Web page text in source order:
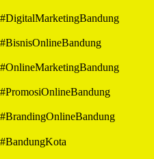
#DigitalMarketingBandung
#BisnisOnlineBandung
#OnlineMarketingBandung
#PromosiOnlineBandung
#BrandingOnlineBandung
#BandungKota